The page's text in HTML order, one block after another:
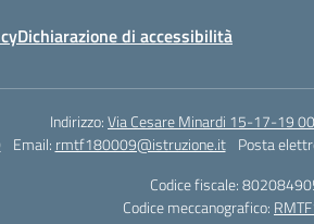
Dichiarazione di accessibilità
Indirizzo:Via Cesare Minardi 15-17-19
Email: rmtf180009@istruzione.it Posta
Codice fiscale:
Codice meccanografico: